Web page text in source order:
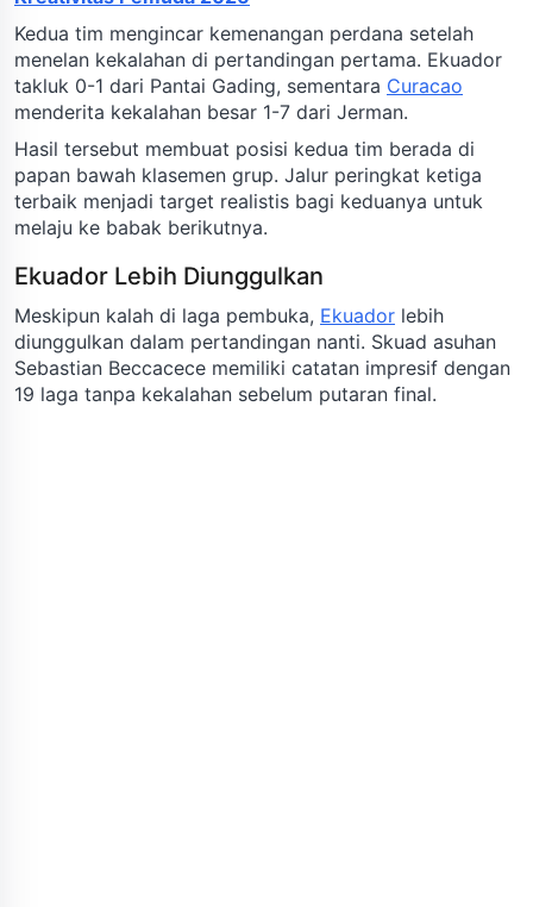
Kedua tim mengincar kemenangan perdana setelah
menelan kekalahan di pertandingan pertama. Ekuador
takluk 0-1 dari Pantai Gading, sementara Curacao
menderita kekalahan besar 1-7 dari Jerman.
Hasil tersebut membuat posisi kedua tim berada di
papan bawah klasemen grup. Jalur peringkat ketiga
terbaik menjadi target realistis bagi keduanya untuk
melaju ke babak berikutnya.
Ekuador Lebih Diunggulkan
Meskipun kalah di laga pembuka, Ekuador lebih
diunggulkan dalam pertandingan nanti. Skuad asuhan
Sebastian Beccacece memiliki catatan impresif dengan
19 laga tanpa kekalahan sebelum putaran final.